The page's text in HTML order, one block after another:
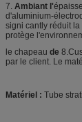
7. Ambiant l'
d'aluminium-
signi cantly réduit
protège
le chapeau de
par le client. Le
Matériel : Tube